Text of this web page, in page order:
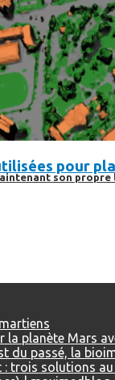
son propre
pour
la planète Mars
du passé, la
trois solutions au